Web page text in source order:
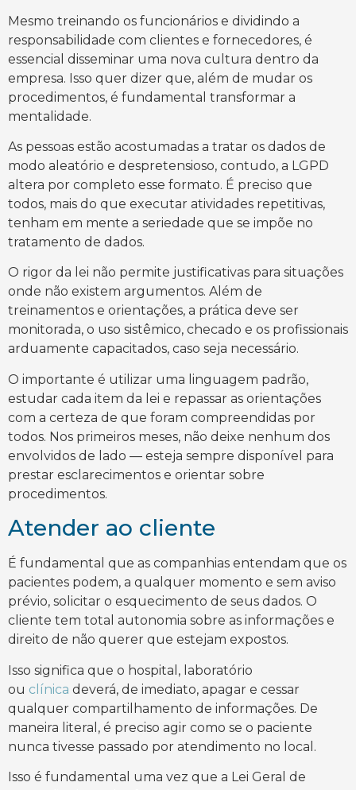
Mesmo treinando os funcionários e dividindo a
responsabilidade com clientes e fornecedores, é
essencial disseminar uma nova cultura dentro da
empresa. Isso quer dizer que, além de mudar os
procedimentos, é fundamental transformar a
mentalidade.
As pessoas estão acostumadas a tratar os dados de
modo aleatório e despretensioso, contudo, a LGPD
altera por completo esse formato. É preciso que
todos, mais do que executar atividades repetitivas,
tenham em mente a seriedade que se impõe no
tratamento de dados.
O rigor da lei não permite justificativas para situações
onde não existem argumentos. Além de
treinamentos e orientações, a prática deve ser
monitorada, o uso sistêmico, checado e os profissionais
arduamente capacitados, caso seja necessário.
O importante é utilizar uma linguagem padrão,
estudar cada item da lei e repassar as orientações
com a certeza de que foram compreendidas por
todos. Nos primeiros meses, não deixe nenhum dos
envolvidos de lado — esteja sempre disponível para
prestar esclarecimentos e orientar sobre
procedimentos.
Atender ao cliente
É fundamental que as companhias entendam que os
pacientes podem, a qualquer momento e sem aviso
prévio, solicitar o esquecimento de seus dados. O
cliente tem total autonomia sobre as informações e
direito de não querer que estejam expostos.
Isso significa que o hospital, laboratório
ou clínica deverá, de imediato, apagar e cessar
qualquer compartilhamento de informações. De
maneira literal, é preciso agir como se o paciente
nunca tivesse passado por atendimento no local.
Isso é fundamental uma vez que a Lei Geral de